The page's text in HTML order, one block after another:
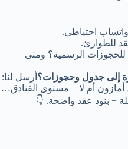
للطوارئ.
الرسمية؟ ومتى
إلى جدول وحجوزات؟ أرسل لنا:
أمازون أم لا + مستوى الفنادق…
+ بنود عقد واضحة. 👇